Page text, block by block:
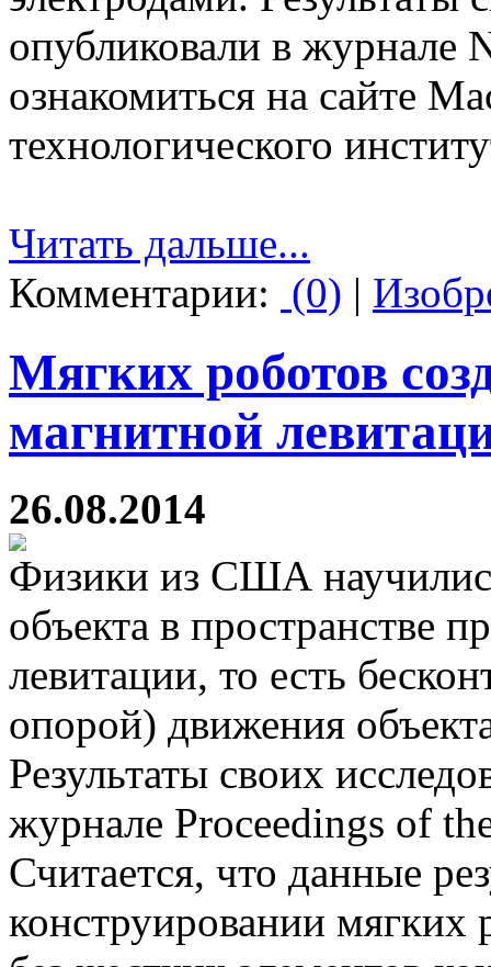
опубликовали в журнале
ознакомиться на сайте
технологического
Читать дальше...
Комментарии: (0) |
Мягких роботов
магнитной
26.08.2014
Физики из США
объекта в пространстве
левитации, то есть
опорой) движения
Результаты своих
журнале Proceedings of
Считается, что данные
конструировании